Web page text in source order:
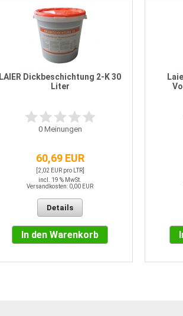
LAIER Dickbeschichtung 2-K 30
Liter
0Meinungen
60,69 EUR
[2,02 EUR pro LTR]
incl. 19 % MwSt.
Versandkosten: 0,00 EUR
Details
In den Warenkorb